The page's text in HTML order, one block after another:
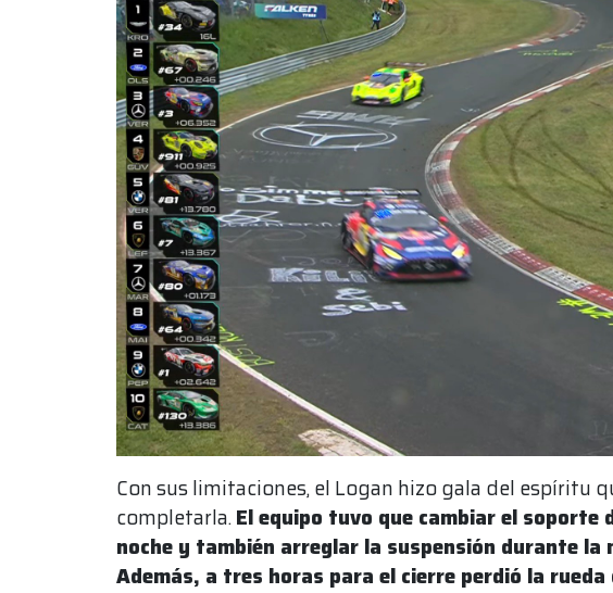
Con sus limitaciones, el Logan hizo gala del espíritu
completarla.El equipo tuvo que cambiar el soporte
noche y también arreglar la suspensión durante la
Además, a tres horas para el cierre perdió la